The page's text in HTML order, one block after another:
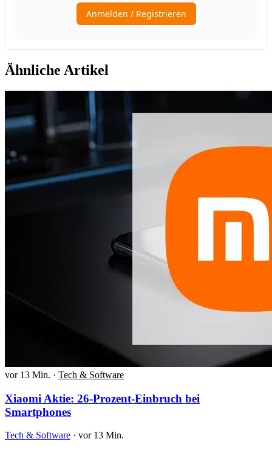
Ähnliche Artikel
vor 13 Min. · Tech & Software
Xiaomi Aktie: 26-Prozent-Einbruch bei
Smartphones
Tech & Software · vor 13 Min.